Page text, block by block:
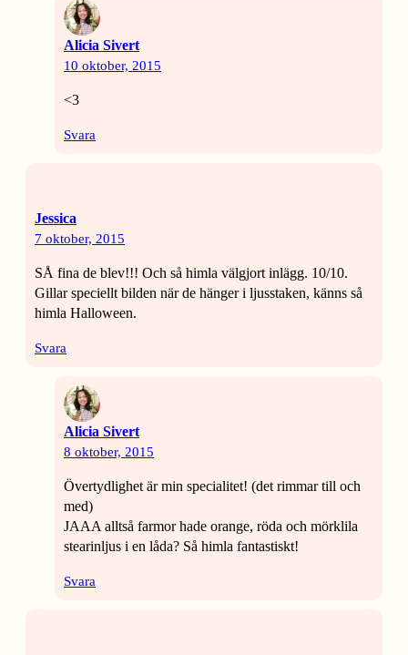
Alicia Sivert
10 oktober, 2015
<3
Svara
Jessica
7 oktober, 2015
SÅ fina de blev!!! Och så himla välgjort inlägg. 10/10.
Gillar speciellt bilden när de hänger i ljusstaken, känns så
himla Halloween.
Svara
Alicia Sivert
8 oktober, 2015
Övertydlighet är min specialitet! (det rimmar till och
med)
JAAA alltså farmor hade orange, röda och mörklila
stearinljus i en låda? Så himla fantastiskt!
Svara